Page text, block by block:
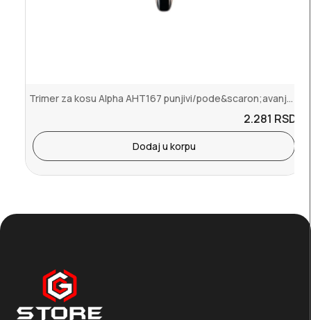
Trimer za kosu Alpha AHT167 punjivi/pode&scaron;avanje 4-18mm
2.281 RSD.
Dodaj u korpu